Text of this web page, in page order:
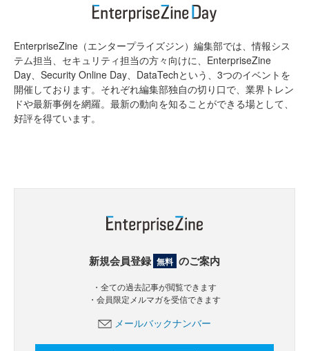
EnterpriseZine（エンタープライズジン）編集部では、情報シス
テム担当、セキュリティ担当の方々向けに、EnterpriseZine
Day、Security Online Day、DataTechという、3つのイベントを
開催しております。それぞれ編集部独自の切り口で、業界トレン
ドや最新事例を網羅。最新の動向を知ることができる場として、
好評を得ています。
新規会員登録 無料 のご案内
・全ての過去記事が閲覧できます
・会員限定メルマガを受信できます
メールバックナンバー